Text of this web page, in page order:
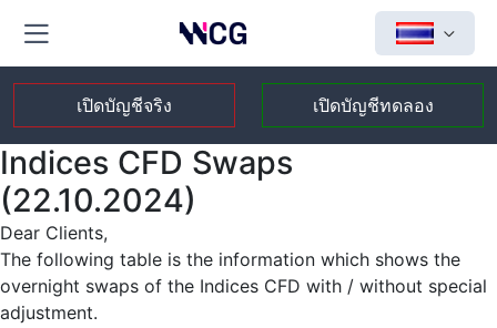
เปิดบัญชีจริง เปิดบัญชีทดลอง
Indices CFD Swaps
(22.10.2024)
Dear Clients,
The following table is the information which shows the
overnight swaps of the Indices CFD with / without special
adjustment.